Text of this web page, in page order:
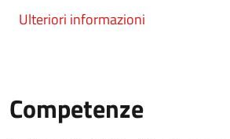
Ulteriori informazioni
Competenze